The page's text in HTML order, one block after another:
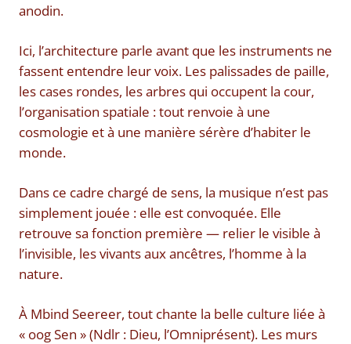
anodin.
Ici, l’architecture parle avant que les instruments ne
fassent entendre leur voix. Les palissades de paille,
les cases rondes, les arbres qui occupent la cour,
l’organisation spatiale : tout renvoie à une
cosmologie et à une manière sérère d’habiter le
monde.
Dans ce cadre chargé de sens, la musique n’est pas
simplement jouée : elle est convoquée. Elle
retrouve sa fonction première — relier le visible à
l’invisible, les vivants aux ancêtres, l’homme à la
nature.
À Mbind Seereer, tout chante la belle culture liée à
« oog Sen » (Ndlr : Dieu, l’Omniprésent). Les murs